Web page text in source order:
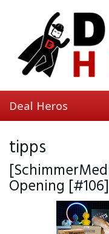
Deal Heros
tipps
Opening [#106]